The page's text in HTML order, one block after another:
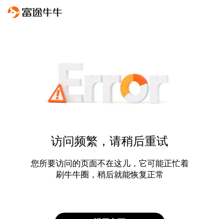
访问频繁，请稍后重试
您所要访问的页面不在这儿，它可能正忙着
刷牛牛圈，稍后就能恢复正常